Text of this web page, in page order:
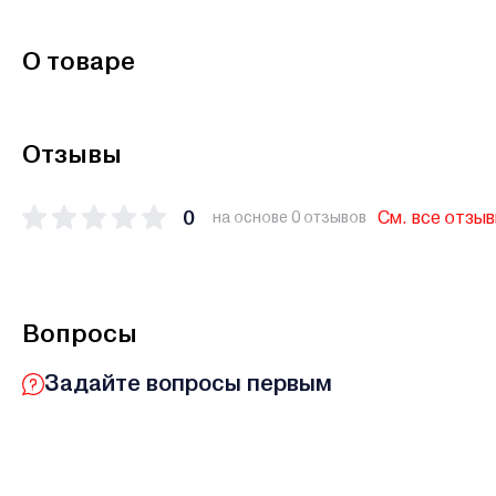
О товаре
Отзывы
0 на основе 0 отзывов См. все
Вопросы
Задайте вопросы первым